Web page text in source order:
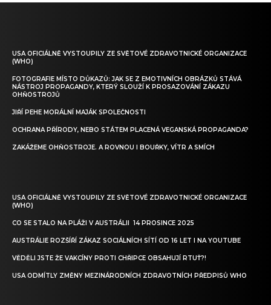
USA OFICIÁLNĚ VYSTOUPILY ZE SVĚTOVÉ ZDRAVOTNICKÉ ORGANIZACE
(WHO)
FOTOGRAFIE MÍSTO DŮKAZŮ: JAK SE Z EMOTIVNÍCH OBRÁZKŮ STÁVÁ
NÁSTROJ PROPAGANDY, KTERÝ SLOUŽÍ K PROSAZOVÁNÍ ZÁKAZU
OHŇOSTROJŮ
JIŘÍ PEHE MORÁLNÍ MAJÁK SPOLEČNOSTI
OCHRANA PŘÍRODY, NEBO STÁTEM PLACENÁ VEGANSKÁ PROPAGANDA?
ZAKÁŽEME OHŇOSTROJE. A ROVNOU I BOUŘKY, VÍTR A SMÍCH
USA OFICIÁLNĚ VYSTOUPILY ZE SVĚTOVÉ ZDRAVOTNICKÉ ORGANIZACE
(WHO)
CO SE STALO NA PLÁŽI V AUSTRÁLII 14 PROSINCE 2025
AUSTRÁLIE ROZŠÍŘÍ ZÁKAZ SOCIÁLNÍCH SÍTÍ OD 16 LET I NA YOUTUBE
VĚDĚLI JSTE ŽE VAKCÍNY PROTI CHŘIPCE OBSAHUJÍ RTUŤ?!
USA ODMÍTLY ZMĚNY MEZINÁRODNÍCH ZDRAVOTNÍCH PŘEDPISŮ WHO